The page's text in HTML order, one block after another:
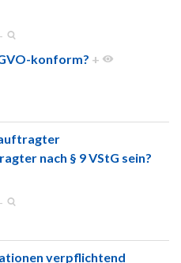
konform? +
nach § 9 VStG sein?
verpflichtend